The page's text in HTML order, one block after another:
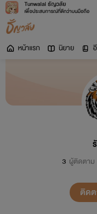
Tunwalai ธัญวลัย
เพื่อประสบการณ์ที่ดีกว่าบนมือถือ
หน้าแรก นิยาย
3 ผู้ติดตาม
ติด